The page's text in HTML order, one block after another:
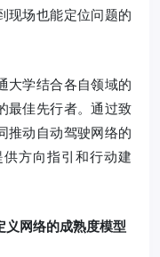
现场也能定位问题的
大学结合各自领域的
最佳先行者。通过致
推动自动驾驶网络的
方向指引和行动建
义网络的成熟度模型